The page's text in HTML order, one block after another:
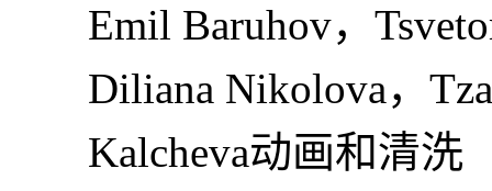
Emil Baruhov，
Diliana Nikolova，
Kalcheva动画和清洗